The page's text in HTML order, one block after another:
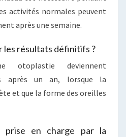
activités normales peuvent
après une semaine.
les résultats définitifs ?
otoplastie deviennent
après un an, lorsque la
et que la forme des oreilles
prise en charge par la